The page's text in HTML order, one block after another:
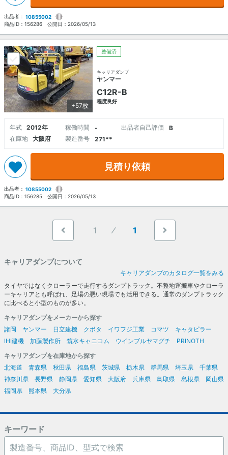
出品者： 10855002
商品ID： 156286 公開日： 2026/05/13
+57枚
整備済
キャリアダンプ
ヤンマー
C12R-B
程度良好
年式 2012年 稼働時間 - 出品者自己評価
B
在庫地
大阪府 製造番号 271**
見積り依頼
出品者： 10855002
商品ID： 156285 公開日： 2026/05/13
1 1
キャリアダンプについて
キャリアダンプのカタログ一覧をみる
タイヤではなくクローラーで走行するダンプトラック。不整地運搬車やクローラ
ーキャリアとも呼ばれ、足場の悪い現場でも活用できる。通常のダンプトラック
に比べると小型のものが多い。
キャリアダンプをメーカーから探す
諸岡
ヤンマー 日立建機 クボタ イワフジ工業 コマツ
キャタピラー
IHI建機
加藤製作所 筑水キャニコム ウインブルヤマグチ
PRINOTH
キャリアダンプを在庫地から探す
北海道
青森県 秋田県 福島県 茨城県 栃木県 群馬県 埼玉県
千葉県
神奈川県
長野県 静岡県 愛知県 大阪府 兵庫県 鳥取県 島根県
岡山県
福岡県
熊本県 大分県
キーワード